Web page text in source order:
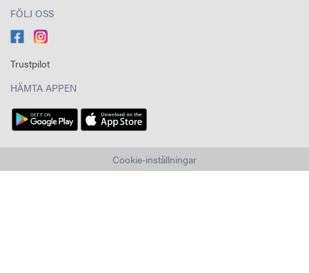
FÖLJ OSS
Trustpilot
HÄMTA APPEN
Cookie-inställningar